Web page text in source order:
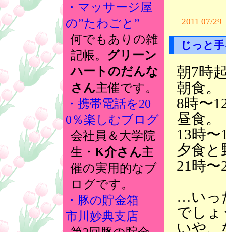
・マッサージ屋
の”たわごと”
何でもありの雑
記帳。 グリーン
ハートのだんな
さん主催です。
・携帯電話を20
0％楽しむブログ
会社員＆大学院
生・ K介さん主
催の実用的なブ
ログです。
・豚の貯金箱
市川妙典支店
2011 07/29
じっと
朝7時
朝食。
8時〜
昼食。
13時
夕食と
21時〜
…いっ
でしょ
いや